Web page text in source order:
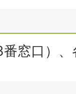
窓口）